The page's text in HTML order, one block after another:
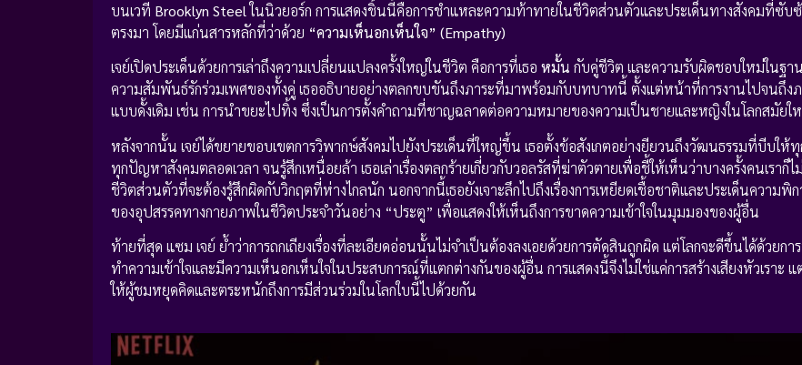
บนเวที Brooklyn Steelในนิวยอร์ก การแสดงชิ้นนี้คือการชำแหละความท้าทายในชีวิตส่วนตัวและประเด็นทางสังคมที่ซับ
ตรงมา โดยมีแก่นสารหลักที่ว่าด้วย “ความเห็นอกเห็นใจ” (Empathy)
เจย์เปิดประเด็นด้วยการเล่าถึงความเปลี่ยนแปลงครั้งใหญ่ในชีวิต คือการที่เธอ หมั้น กับคู่ชีวิต และความรับผิดชอบใหม่ในฐา
ความสัมพันธ์รักร่วมเพศของทั้งคู่ เธออธิบายอย่างตลกขบขันถึงภาระที่มาพร้อมกับบทบาทนี้ ตั้งแต่หน้าที่การงานไปจนถึงภ
แบบดั้งเดิม เช่น การนำขยะไปทิ้ง ซึ่งเป็นการตั้งคำถามที่ชาญฉลาดต่อความหมายของความเป็นชายและหญิงในโลกสมัยใ
หลังจากนั้น เจย์ได้ขยายขอบเขตการวิพากษ์สังคมไปยังประเด็นที่ใหญ่ขึ้น เธอตั้งข้อสังเกตอย่างยียวนถึงวัฒนธรรมที่บีบให้
ทุกปัญหาสังคมตลอดเวลา จนรู้สึกเหนื่อยล้า เธอเล่าเรื่องตลกร้ายเกี่ยวกับวอลรัสที่ฆ่าตัวตายเพื่อชี้ให้เห็นว่าบางครั้งคนเราก็
ชีวิตส่วนตัวที่จะต้องรู้สึกผิดกับวิกฤตที่ห่างไกลนัก นอกจากนี้เธอยังเจาะลึกไปถึงเรื่องการเหยียดเชื้อชาติและประเด็นความพิก
ของอุปสรรคทางกายภาพในชีวิตประจำวันอย่าง “ประตู” เพื่อแสดงให้เห็นถึงการขาดความเข้าใจในมุมมองของผู้อื่น
ท้ายที่สุด แซม เจย์ ย้ำว่าการถกเถียงเรื่องที่ละเอียดอ่อนนั้นไม่จำเป็นต้องลงเอยด้วยการตัดสินถูกผิด แต่โลกจะดีขึ้นได้ด้วยกา
ทำความเข้าใจและมีความเห็นอกเห็นใจในประสบการณ์ที่แตกต่างกันของผู้อื่น การแสดงนี้จึงไม่ใช่แค่การสร้างเสียงหัวเราะ
ให้ผู้ชมหยุดคิดและตระหนักถึงการมีส่วนร่วมในโลกใบนี้ไปด้วยกัน